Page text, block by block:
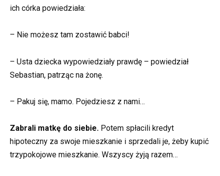
ich córka powiedziała:
– Nie możesz tam zostawić babci!
– Usta dziecka wypowiedziały prawdę – powiedział
Sebastian, patrząc na żonę.
– Pakuj się, mamo. Pojedziesz z nami…
Zabrali matkę do siebie. Potem spłacili kredyt
hipoteczny za swoje mieszkanie i sprzedali je, żeby kupić
trzypokojowe mieszkanie. Wszyscy żyją razem…